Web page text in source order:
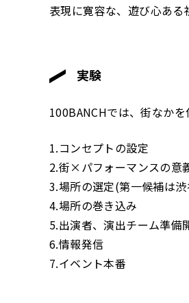
表現に寛容な、遊び心ある
実験
100BANCHでは、街なか
1.コンセプトの設定
2.街×パフォーマンスの意
3.場所の選定(第一候補は
4.場所の巻き込み
5.出演者、演出チーム準備
6.情報発信
7.イベント本番